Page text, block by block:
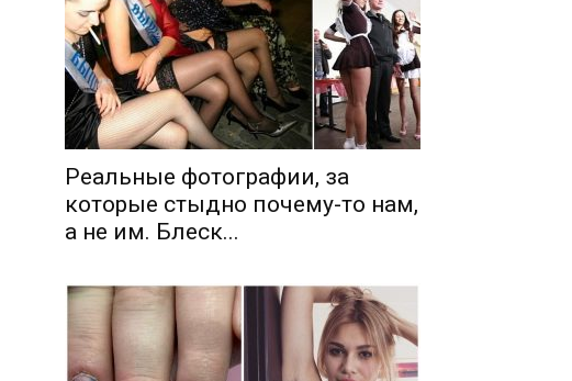
Реальные фотографии, за
которые стыдно почему-то нам,
а не им. Блеск...